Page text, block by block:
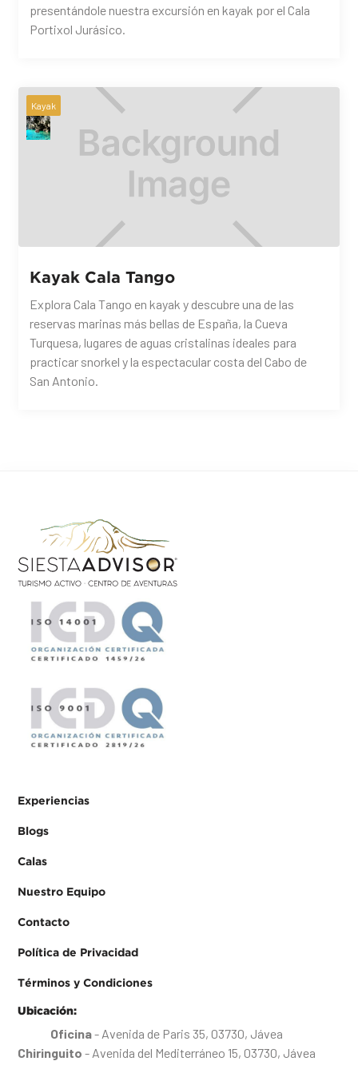
presentándole nuestra excursión en kayak por el Cala
Portixol Jurásico.
Kayak
Kayak Cala Tango
Explora Cala Tango en kayak y descubre una de las
reservas marinas más bellas de España, la Cueva
Turquesa, lugares de aguas cristalinas ideales para
practicar snorkel y la espectacular costa del Cabo de
San Antonio.
Experiencias
Blogs
Calas
Nuestro Equipo
Contacto
Política de Privacidad
Términos y Condiciones
Ubicación:
Oficina- Avenida de Paris 35, 03730, Jávea
Chiringuito - Avenida del Mediterráneo 15, 03730, Jávea